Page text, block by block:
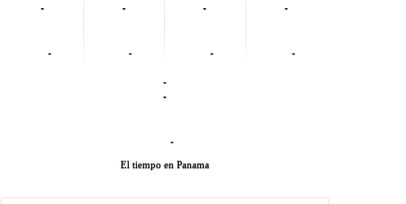
-
-
-
-
-
-
-
-
-
-
-
El tiempo en Panama